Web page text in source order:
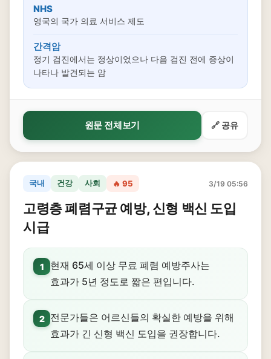
NHS
영국의 국가 의료 서비스 제도
간격암
정기 검진에서는 정상이었으나 다음 검진 전에 증상이
나타나 발견되는 암
원문 전체보기 🔗 공유
국내 건강 사회 🔥 95 3/19 05:56
고령층 폐렴구균 예방, 신형 백신 도입
시급
1
현재 65세 이상 무료 폐렴 예방주사는
효과가 5년 정도로 짧은 편입니다.
2
전문가들은 어르신들의 확실한 예방을 위해
효과가 긴 신형 백신 도입을 권장합니다.